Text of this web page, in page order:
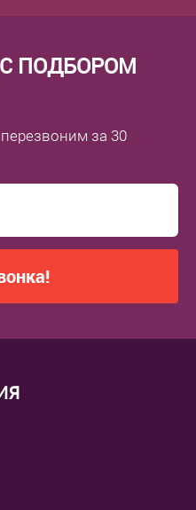
ПОДБОРОМ
за 30